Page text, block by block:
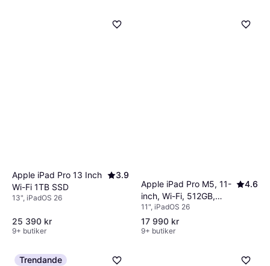
Apple iPad Pro 13 Inch
Wi-Fi 1TB SSD
3.9
13", iPadOS 26
25 390 kr
9+ butiker
Apple iPad Pro M5, 11-
inch, Wi-Fi, 512GB,
Standard Glass Space
Black
4.6
11", iPadOS 26
17 990 kr
9+ butiker
Trendande